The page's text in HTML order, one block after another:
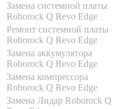
Замена системной платы
Roborock Q Revo Edge
Ремонт системной платы
Roborock Q Revo Edge
Замена аккумулятора
Roborock Q Revo Edge
Замена компрессора
Roborock Q Revo Edge
Замена Лидар Roborock Q